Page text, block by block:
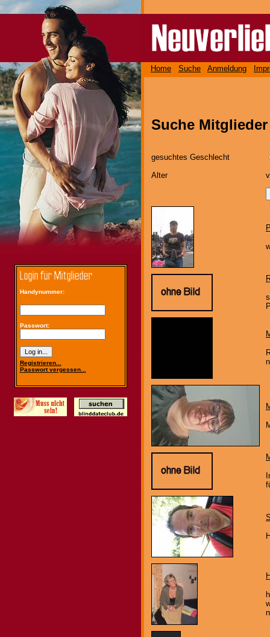
Handynummer:
Passwort:
Registrieren...
Passwort vergessen...
Home Suche Anmeldung
Suche
gesuchtes Geschlecht
Alter